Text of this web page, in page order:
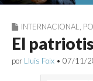
INTERNACIONAL
El
por Lluís Foix • 07/11/